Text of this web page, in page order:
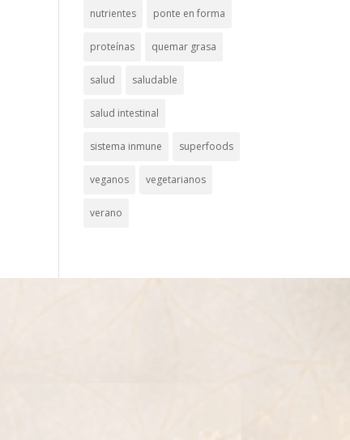
nutrientes ponte en forma
proteínas quemar grasa
salud saludable
salud intestinal
sistema inmune superfoods
veganos vegetarianos
verano